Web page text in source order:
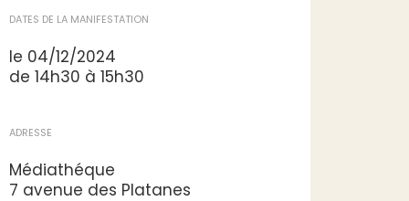
DATES DE LA MANIFESTATION
le 04/12/2024
de 14h30 à 15h30
ADRESSE
Médiathéque
7 avenue des Platanes